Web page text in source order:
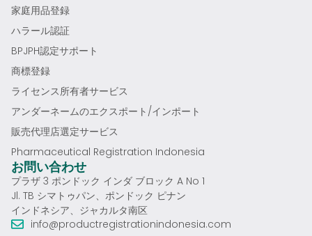
家庭用品登録
ハラール認証
BPJPH認定サポート
商標登録
ライセンス所有者サービス
アンダーネームのエクスポート/インポート
販売代理店選定サービス
Pharmaceutical Registration Indonesia
お問い合わせ
プラザ 3 ポンドック インダ ブロック A No 1
Jl. TB シマトゥパン、ポンドック ピナン
インドネシア、ジャカルタ南区
info@productregistrationindonesia.com